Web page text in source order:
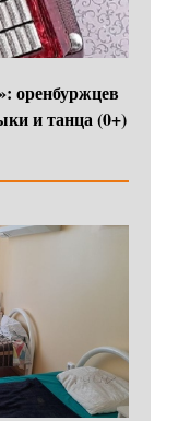
оренбуржцев
и танца (0+)